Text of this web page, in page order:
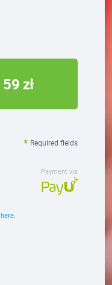
59 zł
Required fields
Payment via
here.